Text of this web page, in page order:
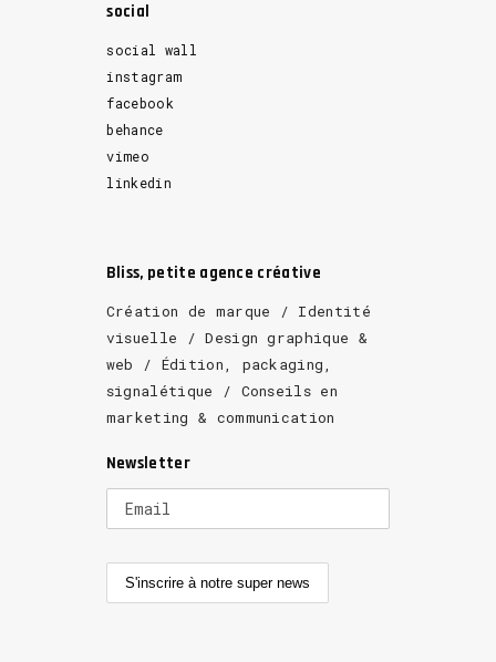
social
social wall
instagram
facebook
behance
vimeo
linkedin
Bliss, petite agence créative
Création de marque / Identité
visuelle / Design graphique &
web / Édition, packaging,
signalétique / Conseils en
marketing & communication
Newsletter